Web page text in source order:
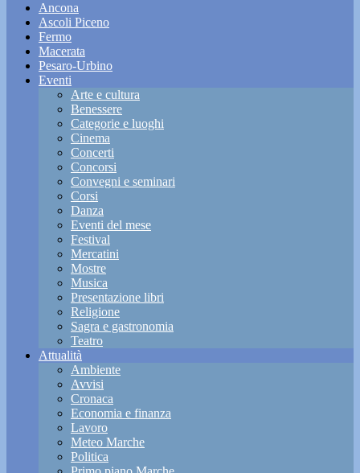
Ancona
Ascoli Piceno
Fermo
Macerata
Pesaro-Urbino
Eventi
Arte e cultura
Benessere
Categorie e luoghi
Cinema
Concerti
Concorsi
Convegni e seminari
Corsi
Danza
Eventi del mese
Festival
Mercatini
Mostre
Musica
Presentazione libri
Religione
Sagra e gastronomia
Teatro
Attualità
Ambiente
Avvisi
Cronaca
Economia e finanza
Lavoro
Meteo Marche
Politica